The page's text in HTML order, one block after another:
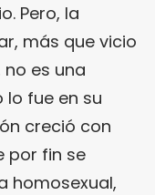
Pero, la
más que vicio
no es una
lo fue en su
creció con
por fin se
homosexual,